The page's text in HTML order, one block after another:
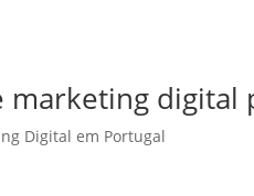
marketing digital
Digital em Portugal